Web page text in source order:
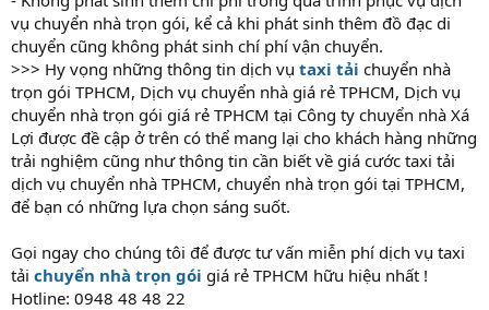
vụ chuyển nhà trọn gói, kể cả khi phát sinh thêm đồ đạc di
chuyển cũng không phát sinh chí phí vận chuyển.
>>> Hy vọng những thông tin dịch vụ taxi tải chuyển nhà
trọn gói TPHCM, Dịch vụ chuyển nhà giá rẻ TPHCM, Dịch vụ
chuyển nhà trọn gói giá rẻ TPHCM tại Công ty chuyển nhà Xá
Lợi được đề cập ở trên có thể mang lại cho khách hàng những
trải nghiệm cũng như thông tin cần biết về giá cước taxi tải
dịch vụ chuyển nhà TPHCM, chuyển nhà trọn gói tại TPHCM,
để bạn có những lựa chọn sáng suốt.
Gọi ngay cho chúng tôi để được tư vấn miễn phí dịch vụ taxi
tải chuyển nhà trọn gói giá rẻ TPHCM hữu hiệu nhất !
Hotline: 0948 48 48 22